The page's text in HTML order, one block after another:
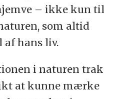
– ikke kun til
som altid
af hans liv.
i naturen trak
at kunne mærke